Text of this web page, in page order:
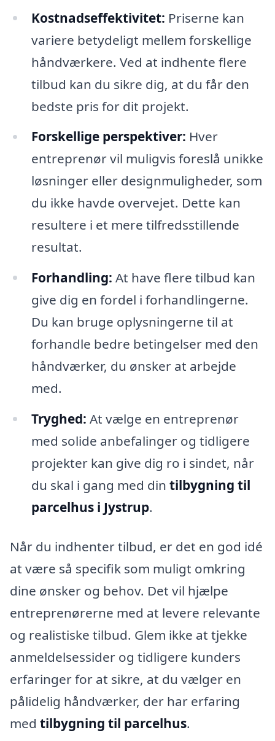
Kostnadseffektivitet: Priserne kan
variere betydeligt mellem forskellige
håndværkere. Ved at indhente flere
tilbud kan du sikre dig, at du får den
bedste pris for dit projekt.
Forskellige perspektiver: Hver
entreprenør vil muligvis foreslå unikke
løsninger eller designmuligheder, som
du ikke havde overvejet. Dette kan
resultere i et mere tilfredsstillende
resultat.
Forhandling: At have flere tilbud kan
give dig en fordel i forhandlingerne.
Du kan bruge oplysningerne til at
forhandle bedre betingelser med den
håndværker, du ønsker at arbejde
med.
Tryghed: At vælge en entreprenør
med solide anbefalinger og tidligere
projekter kan give dig ro i sindet, når
du skal i gang med din tilbygning til
parcelhus i Jystrup.
Når du indhenter tilbud, er det en god idé
at være så specifik som muligt omkring
dine ønsker og behov. Det vil hjælpe
entreprenørerne med at levere relevante
og realistiske tilbud. Glem ikke at tjekke
anmeldelsessider og tidligere kunders
erfaringer for at sikre, at du vælger en
pålidelig håndværker, der har erfaring
med tilbygning til parcelhus.